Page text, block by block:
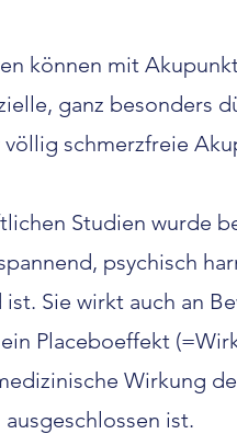
können mit
ganz besonders
schmerzfreie
Studien wurde
psychisch
Sie wirkt auch an
Placeboeffekt
Wirkung
ausgeschlossen ist.